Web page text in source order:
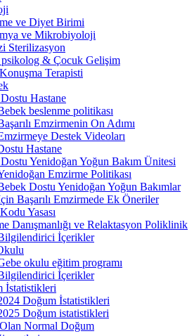
ve Diyet Birimi
ve Mikrobiyoloji
Sterilizasyon
& Çocuk Gelişim
Terapisti
Hastane
beslenme politikası
Emzirmenin On Adımı
Destek Videoları
Hastane
Yenidoğan Yoğun Bakım Ünitesi
Emzirme Politikası
Dostu Yenidoğan Yoğun Bakımlar
Başarılı Emzirmede Ek Öneriler
Yasası
Danışmanlığı ve Relaktasyon Poliklinik
İçerikler
okulu eğitim programı
İçerikler
İstatistikleri
Doğum İstatistikleri
Doğum istatistikleri
Normal Doğum